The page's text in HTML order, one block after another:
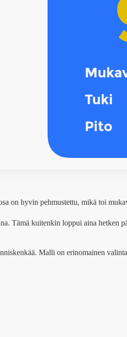
on hyvin pehmustettu, mikä toi
Tämä kuitenkin loppui aina
Malli on erinomainen